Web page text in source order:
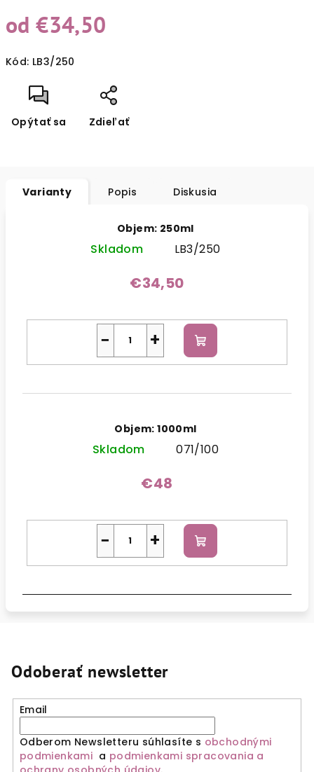
od€34,50
cena:
Kód: LB3/250
Opýtať sa Zdieľať
Varianty Popis Diskusia
Objem: 250ml
Skladom LB3/250
€34,50
+
− Do
košíka
Objem: 1000ml
Skladom 071/100
€48
+
− Do
košíka
Odoberať newsletter
Email
Odberom Newsletteru súhlasíte s obchodnými
podmienkami a podmienkami spracovania a